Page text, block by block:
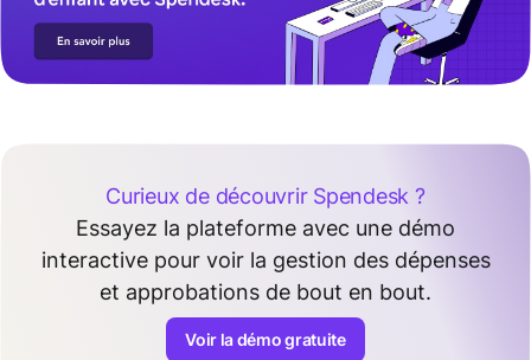
Curieux de découvrir Spendesk ?
Essayez la plateforme avec une démo
interactive pour voir la gestion des dépenses
et approbations de bout en bout.
Voir la démo gratuite